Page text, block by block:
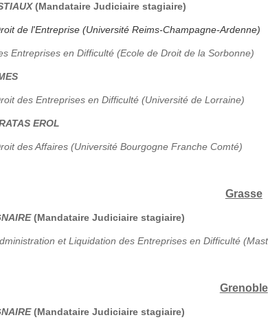
(Mandataire Judiciaire stagiaire)
de l'Entreprise (Université Reims-Champagne-Ardenne)
Entreprises en Difficulté (Ecole de Droit de la Sorbonne)
des Entreprises en Difficulté (Université de Lorraine)
EROL
des Affaires (Université Bourgogne Franche Comté)
Grasse
(Mandataire Judiciaire stagiaire)
et Liquidation des Entreprises en Difficulté
Grenoble
(Mandataire Judiciaire stagiaire)